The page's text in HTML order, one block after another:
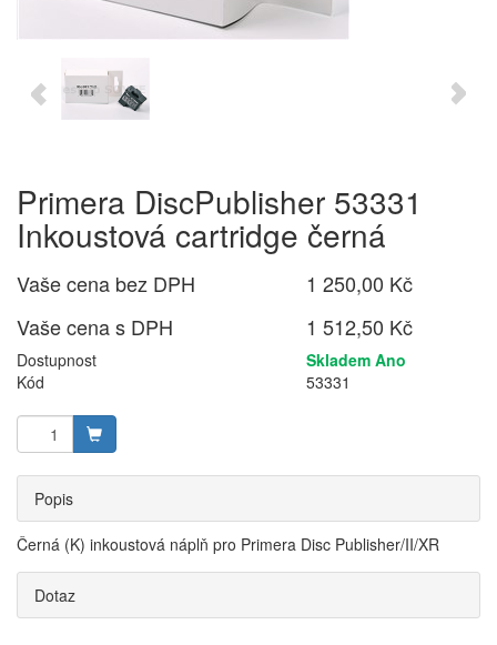
Primera DiscPublisher 53331
Inkoustová cartridge černá
Vaše cena bez DPH
1 250,00 Kč
Vaše cena s DPH
1 512,50 Kč
Dostupnost
Skladem Ano
Kód
53331
Popis
Černá (K) inkoustová náplň pro Primera Disc Publisher/II/XR
Dotaz